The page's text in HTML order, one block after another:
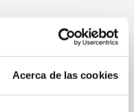
Acerca de las cookies